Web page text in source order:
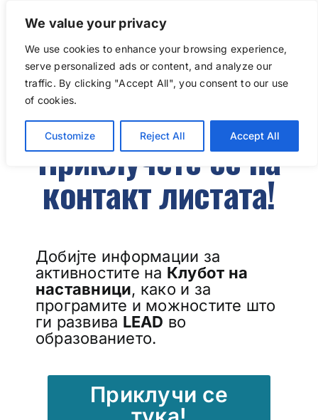
We value your privacy
We use cookies to enhance your browsing experience,
serve personalized ads or content, and analyze our
traffic. By clicking "Accept All", you consent to our use
of cookies.
Customize Reject All Accept All
Go to...
Приклучете се на
контакт листата!
Добијте информации за
активностите на Клубот на
наставници, како и за
програмите и можностите што
ги развива LEAD во
образованието.
Приклучи се